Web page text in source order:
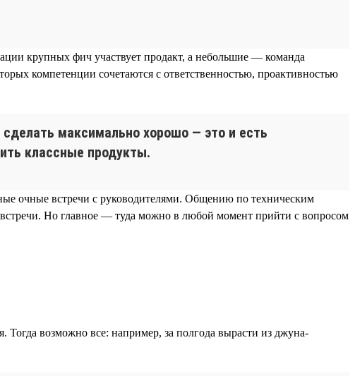
крупных фич участвует продакт, а небольшие — команда
компетенции сочетаются с ответственностью, проактивностью
максимально хорошо — это и есть
классные продукты.
очные встречи с руководителями. Общению по техническим
Но главное — туда можно в любой момент прийти с вопросом
возможно все: например, за полгода вырасти из джуна-